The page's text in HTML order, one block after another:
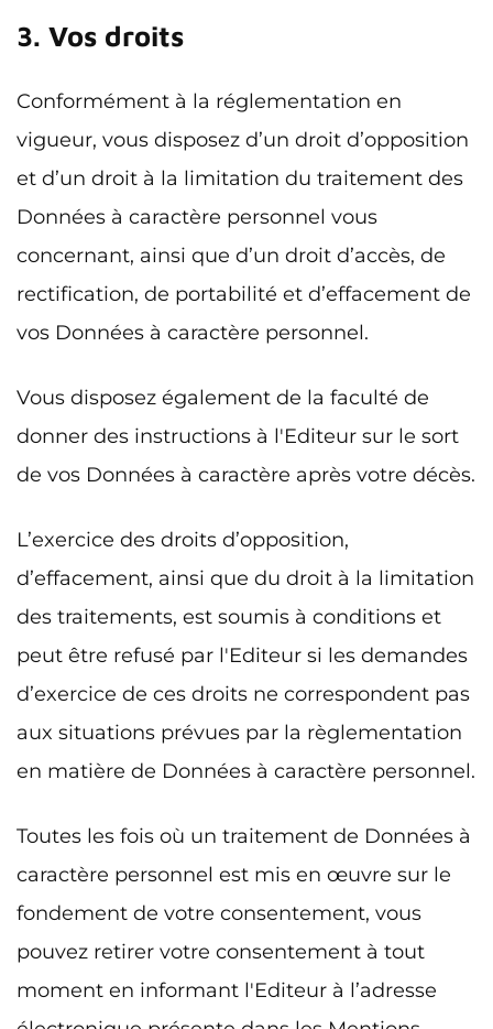
3. Vos droits
Conformément à la réglementation en
vigueur, vous disposez d’un droit d’opposition
et d’un droit à la limitation du traitement des
Données à caractère personnel vous
concernant, ainsi que d’un droit d’accès, de
rectification, de portabilité et d’effacement de
vos Données à caractère personnel.
Vous disposez également de la faculté de
donner des instructions à l'Editeur sur le sort
de vos Données à caractère après votre décès.
L’exercice des droits d’opposition,
d’effacement, ainsi que du droit à la limitation
des traitements, est soumis à conditions et
peut être refusé par l'Editeur si les demandes
d’exercice de ces droits ne correspondent pas
aux situations prévues par la règlementation
en matière de Données à caractère personnel.
Toutes les fois où un traitement de Données à
caractère personnel est mis en œuvre sur le
fondement de votre consentement, vous
pouvez retirer votre consentement à tout
moment en informant l'Editeur à l’adresse